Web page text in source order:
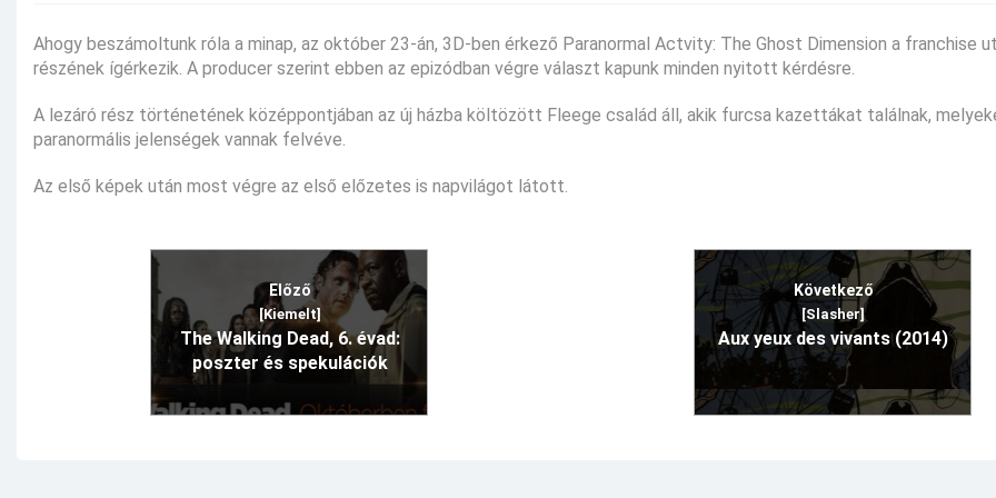
Ahogy beszámoltunk róla a minap, az október 23-án, 3D-ben érkező Paranormal Actvity: The Ghost Dimension a franchise
részének ígérkezik. A producer szerint ebben az epizódban végre választ kapunk minden nyitott kérdésre.
A lezáró rész történetének középpontjában az új házba költözött Fleege család áll, akik furcsa kazettákat találnak,
paranormális jelenségek vannak felvéve.
Az első képek után most végre az első előzetes is napvilágot látott.
Előző
[Kiemelt]
The Walking Dead, 6. évad:
poszter és spekulációk
Következő
[Slasher]
Aux yeux des vivants (2014)